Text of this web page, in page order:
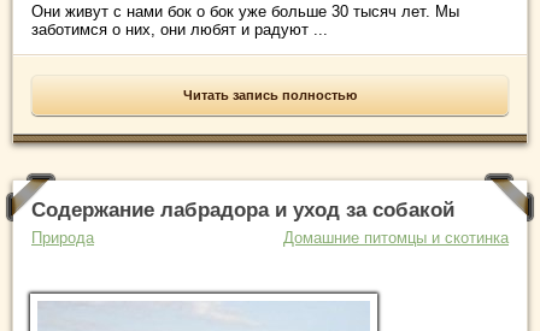
Они живут с нами бок о бок уже больше 30 тысяч лет. Мы
заботимся о них, они любят и радуют ...
Читать запись полностью
Содержание лабрадора и уход за собакой
Природа Домашние питомцы и скотинка